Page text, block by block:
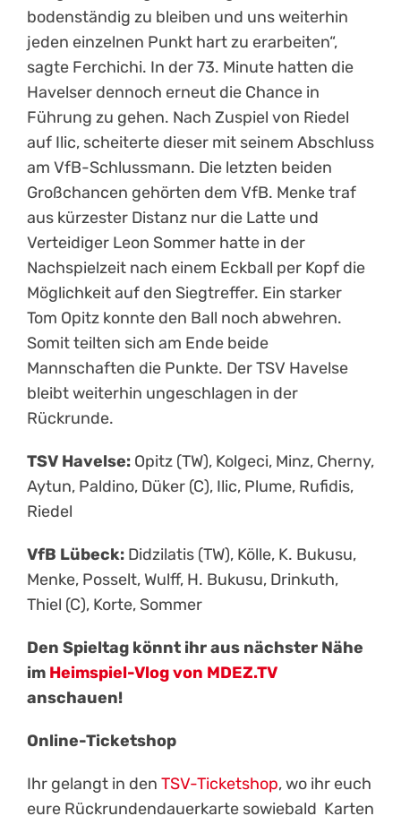
bodenständig zu bleiben und uns weiterhin
jeden einzelnen Punkt hart zu erarbeiten“,
sagte Ferchichi. In der 73. Minute hatten die
Havelser dennoch erneut die Chance in
Führung zu gehen. Nach Zuspiel von Riedel
auf Ilic, scheiterte dieser mit seinem Abschluss
am VfB-Schlussmann. Die letzten beiden
Großchancen gehörten dem VfB. Menke traf
aus kürzester Distanz nur die Latte und
Verteidiger Leon Sommer hatte in der
Nachspielzeit nach einem Eckball per Kopf die
Möglichkeit auf den Siegtreffer. Ein starker
Tom Opitz konnte den Ball noch abwehren.
Somit teilten sich am Ende beide
Mannschaften die Punkte. Der TSV Havelse
bleibt weiterhin ungeschlagen in der
Rückrunde.
TSV Havelse: Opitz (TW), Kolgeci, Minz, Cherny,
Aytun, Paldino, Düker (C), Ilic, Plume, Rufidis,
Riedel
VfB Lübeck: Didzilatis (TW), Kölle, K. Bukusu,
Menke, Posselt, Wulff, H. Bukusu, Drinkuth,
Thiel (C), Korte, Sommer
Den Spieltag könnt ihr aus nächster Nähe
im Heimspiel-Vlog von MDEZ.TV
anschauen!
Online-Ticketshop
Ihr gelangt in den TSV-Ticketshop, wo ihr euch
eure Rückrundendauerkarte sowiebald Karten